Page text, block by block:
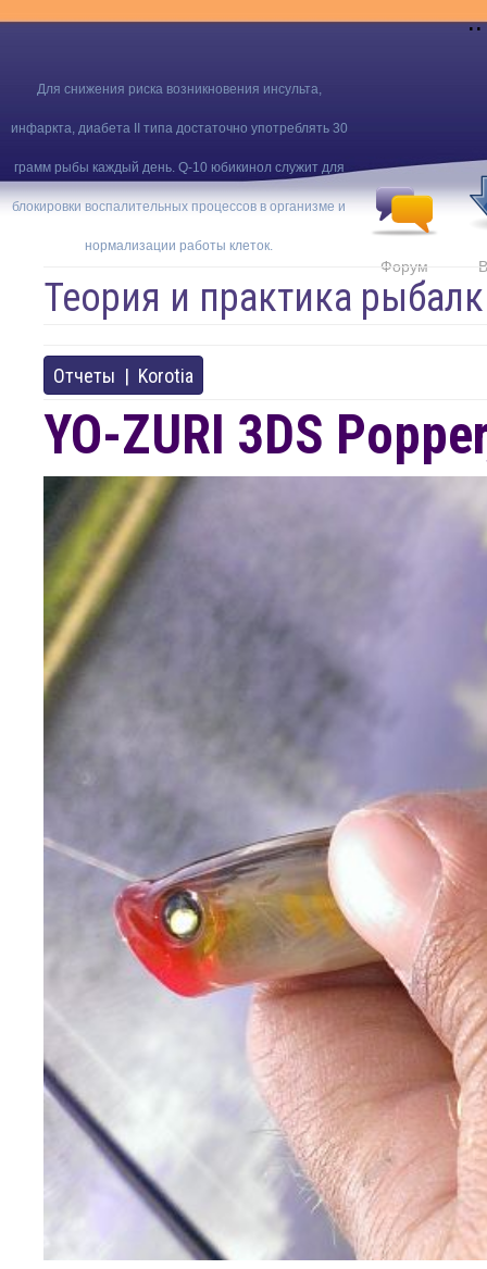
..
Для снижения риска возникновения инсульта,
инфаркта, диабета II типа достаточно употреблять 30
грамм рыбы каждый день. Q-10 юбикинол служит для
блокировки воспалительных процессов в организме и
нормализации работы клеток.
Форум
Теория и практика
Отчеты | Korotia
YO-ZURI 3DS